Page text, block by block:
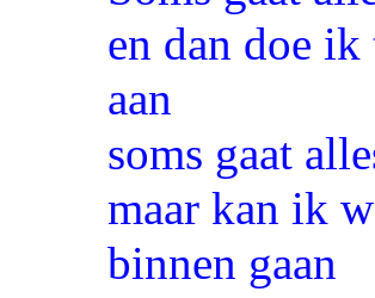
en dan doe
aan
soms gaat
maar kan ik
binnen gaan